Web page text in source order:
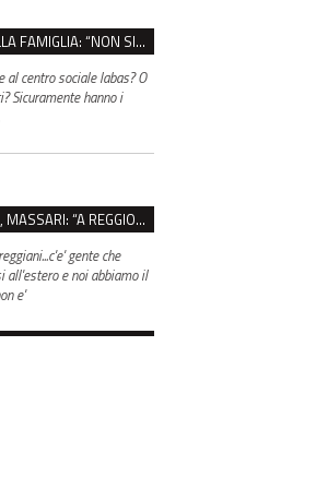
MORTE FAKIR, IL LEGALE DELLA FAMIGLIA: “NON SIA LA POLIZIA DI STATO A INDAGARE”
centro sociale labas? O
Sicuramente hanno i
MAXI-RISSA ALLA CANALINA, MASSARI: “A REGGIO FATTI COSÌ GRAVI NON DEVONO TROVARE SPAZIO”
gente che
all'estero e noi abbiamo il
e'